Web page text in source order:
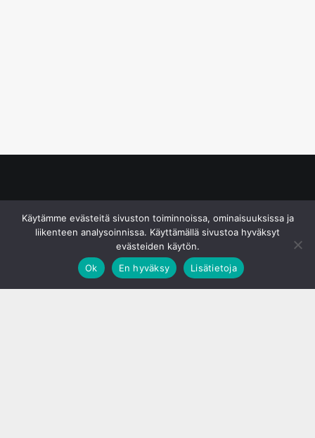
Käytämme evästeitä sivuston toiminnoissa, ominaisuuksissa ja
liikenteen analysoinnissa. Käyttämällä sivustoa hyväksyt
evästeiden käytön.
Ok
En hyväksy Lisätietoja